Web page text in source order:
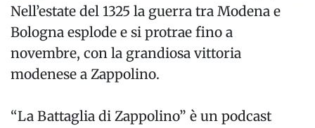
Nell’estate del 1325 la guerra tra Modena e
Bologna esplode e si protrae fino a
novembre, con la grandiosa vittoria
modenese a Zappolino.
“La Battaglia di Zappolino” è un podcast